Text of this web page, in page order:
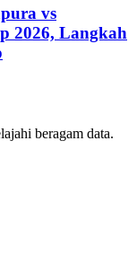
vs
2026, Langkah
beragam data.